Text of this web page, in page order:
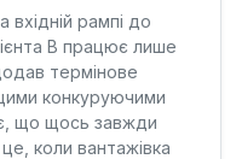
вхідній рампі до
B працює лише
термінове
конкуруючими
що щось завжди
коли вантажівка